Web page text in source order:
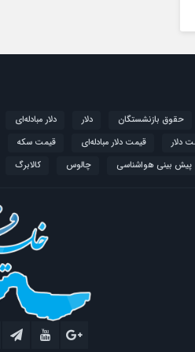
حقوق بازنشستگان دلار دلار مبادله‌ای
دلار
قیمت دلار مبادله‌ای قیمت سکه
پیش بینی هواشناسی
چالوس کالابرگ